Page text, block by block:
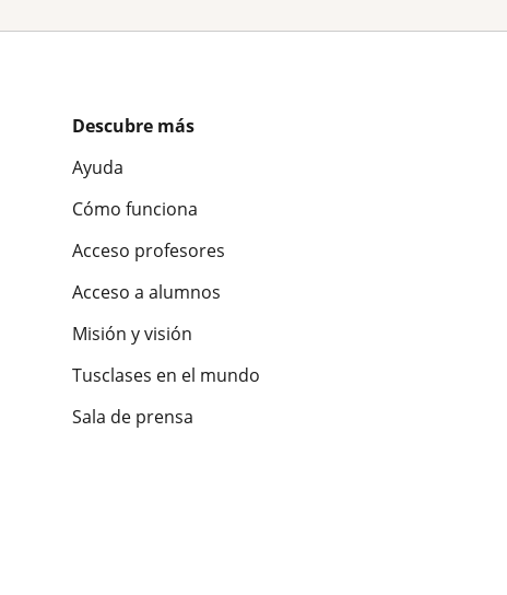
Descubre más
Ayuda
Cómo funciona
Acceso profesores
Acceso a alumnos
Misión y visión
Tusclases en el mundo
Sala de prensa